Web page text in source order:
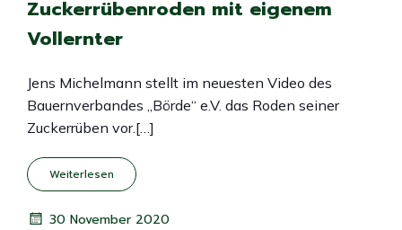
Zuckerrübenroden mit eigenem
Vollernter
Jens Michelmann stellt im neuesten Video des
Bauernverbandes „Börde“ e.V. das Roden seiner
Zuckerrüben vor.[…]
Weiterlesen
30 November 2020